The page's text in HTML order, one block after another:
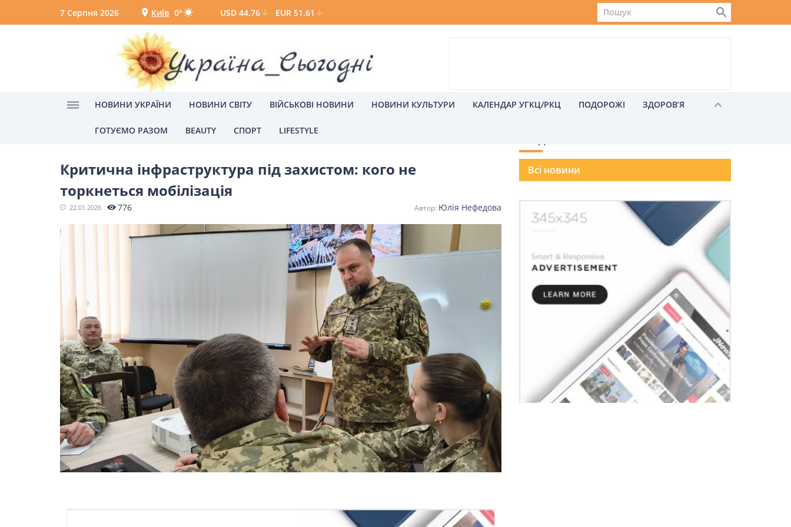
7 Серпня 2026 Київ 0°
Київ
USD 44.76 EUR 51.61
НОВИНИ УКРАЇНИ НОВИНИ СВІТУ ВІЙСЬКОВІ НОВИНИ НОВИНИ КУЛЬТУРИ КАЛЕНДАР УГКЦ/РКЦ ПОДОРОЖІ ЗДОРОВ’Я
ГОТУЄМО РАЗОМ BEAUTY СПОРТ LIFESTYLE
Головні новини Політика Київ Львів
Одеса
ВІЙСЬКОВІ НОВИНИ
НОВИНИ КУЛЬТУРИ
КАЛЕНДАР УГКЦ/РКЦ
Літургійні читання УГКЦ
Критична інфраструктура під захистом: кого не
торкнеться мобілізація
22.01.2026 776 Юлія Нефедова
Всі новини